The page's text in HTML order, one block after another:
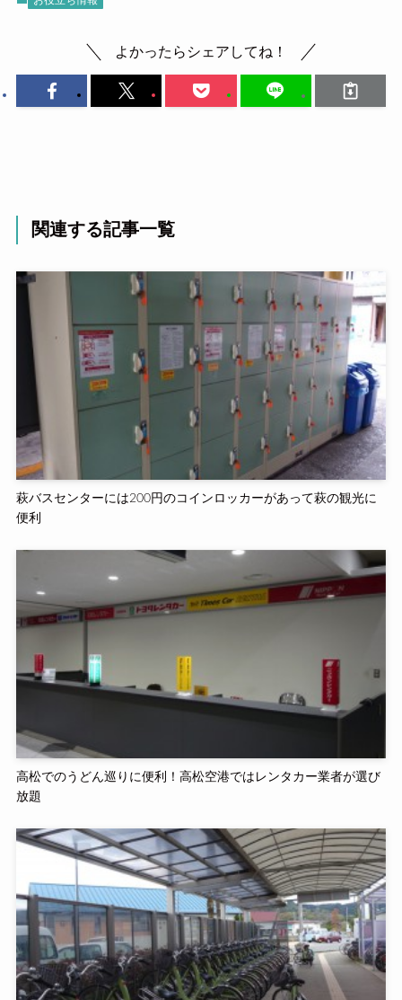
よかったらシェアしてね！
関連する記事一覧
萩バスセンターには200円のコインロッカーがあって萩の観光に
便利
高松でのうどん巡りに便利！高松空港ではレンタカー業者が選び
放題